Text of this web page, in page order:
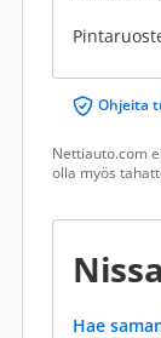
Ohjeita
Nettiauto.com
olla myös
Hae